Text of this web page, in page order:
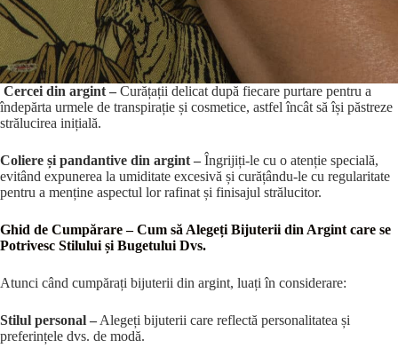
Cercei din argint – Curățații delicat după fiecare purtare pentru a
îndepărta urmele de transpirație și cosmetice, astfel încât să își păstreze
strălucirea inițială.
Coliere și pandantive din argint – Îngrijiți-le cu o atenție specială,
evitând expunerea la umiditate excesivă și curățându-le cu regularitate
pentru a menține aspectul lor rafinat și finisajul strălucitor.
Ghid de Cumpărare – Cum să Alegeți Bijuterii din Argint care se
Potrivesc Stilului și Bugetului Dvs.
Atunci când cumpărați bijuterii din argint, luați în considerare:
Stilul personal – Alegeți bijuterii care reflectă personalitatea și
preferințele dvs. de modă.